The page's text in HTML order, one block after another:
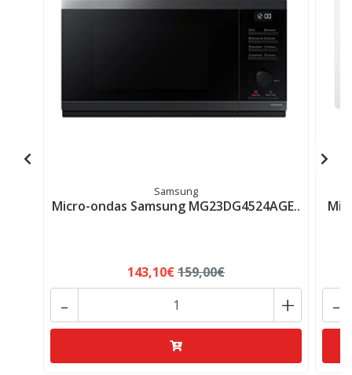
Samsung
Micro-ondas Samsung MG23DG4524AGE..
143,10€159,00€
+
- -